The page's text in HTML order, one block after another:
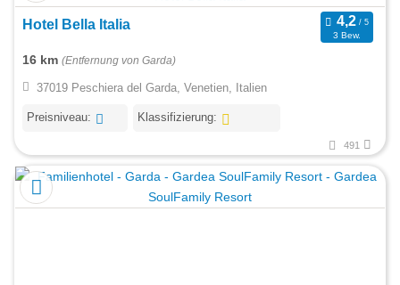
Hotel Bella Italia
3 Bew.
16 km (Entfernung von Garda)
37019 Peschiera del Garda, Venetien, Italien
Preisniveau: Klassifizierung:
491